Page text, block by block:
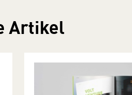
Artikel